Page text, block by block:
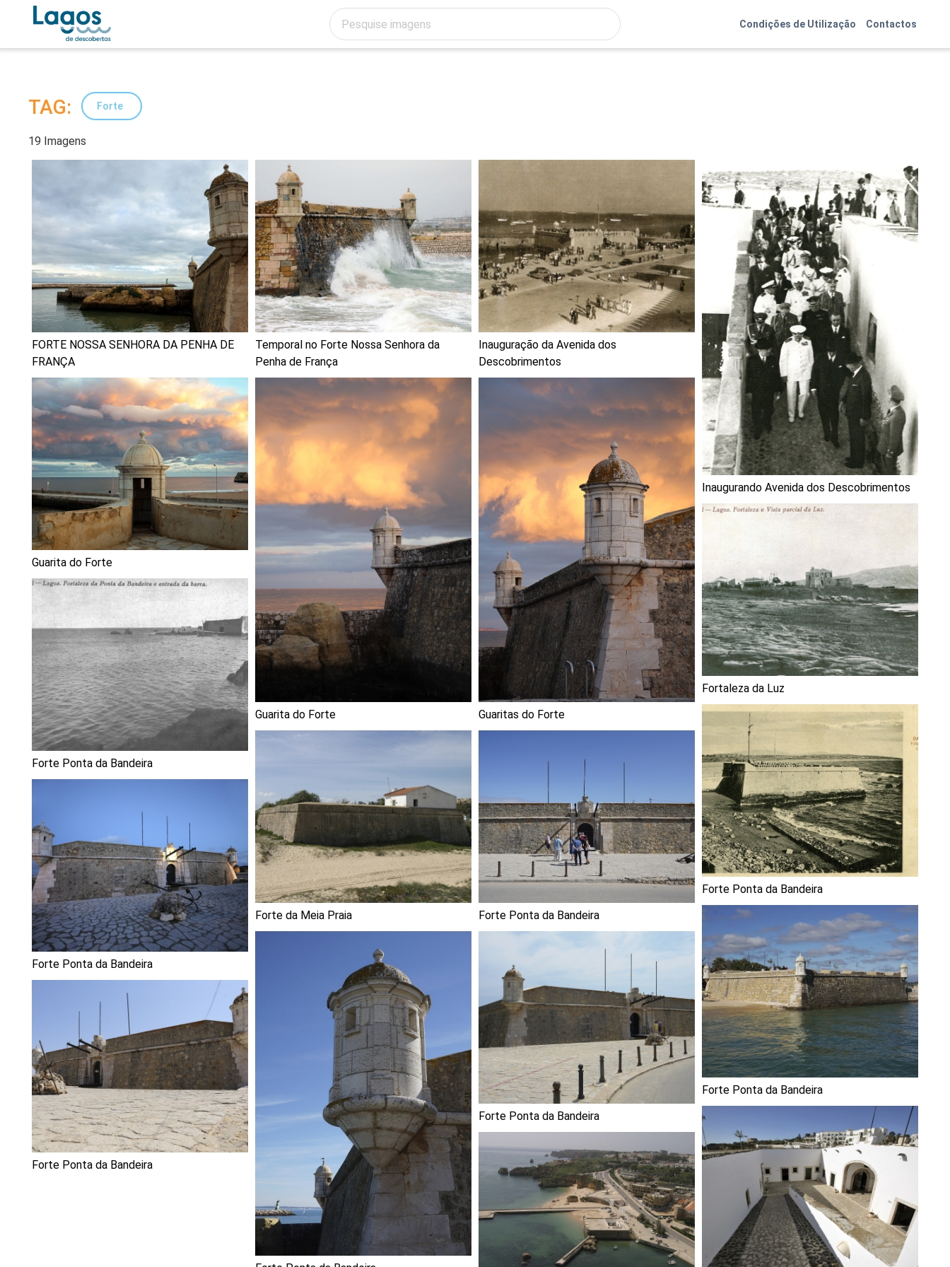
Condições de Utilização Contactos
TAG: Forte
19 Imagens
FORTE NOSSA SENHORA DA PENHA DE
FRANÇA
Temporal no Forte Nossa Senhora da
Penha de França
Inauguração da Avenida dos
Descobrimentos
Inaugurando Avenida dos Descobrimentos
Guarita do Forte
Guarita do Forte Guaritas do Forte
Fortaleza da Luz
Forte Ponta da Bandeira
Forte Ponta da Bandeira
Forte da Meia Praia
Forte Ponta da Bandeira
Forte Ponta da Bandeira
Forte Ponta da Bandeira
Forte Ponta da Bandeira
Forte Ponta da Bandeira